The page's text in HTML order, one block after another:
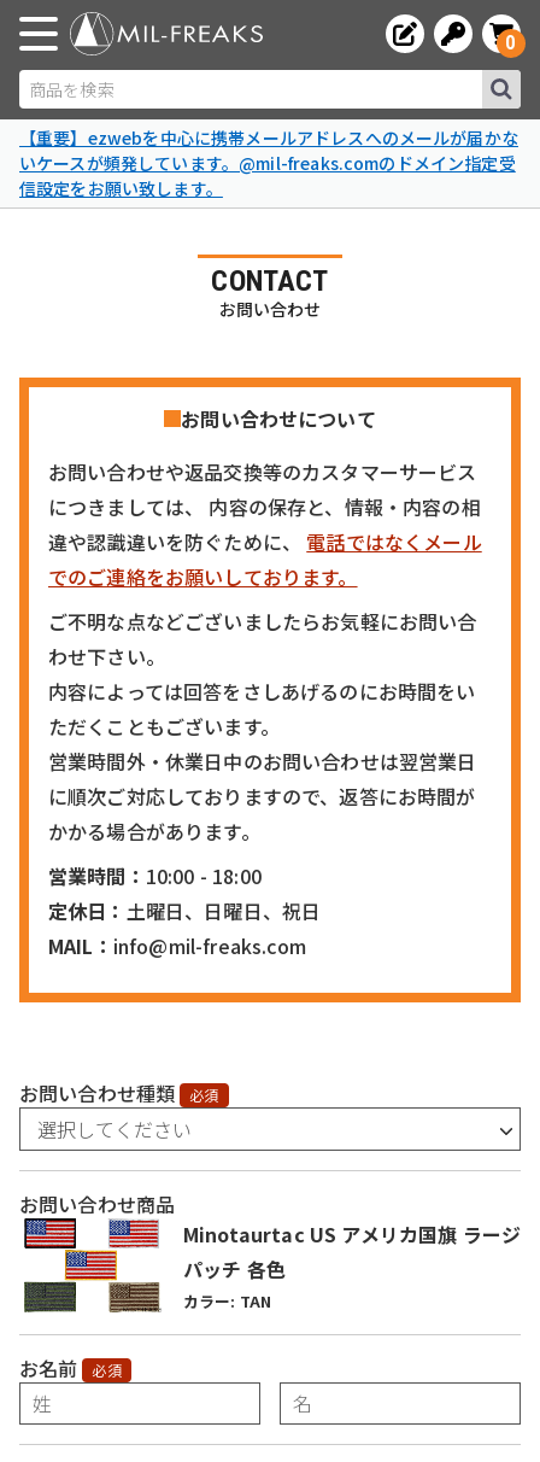
商品を検索
0
【重要】ezwebを中心に携帯メールアドレスへのメールが届かな
いケースが頻発しています。@mil-freaks.comのドメイン指定受
信設定をお願い致します。
CONTACT
お問い合わせ
お問い合わせについて
お問い合わせや返品交換等のカスタマーサービス
につきましては、 内容の保存と、情報・内容の相
違や認識違いを防ぐために、
電話ではなくメール
でのご連絡をお願いしております。
ご不明な点などございましたらお気軽にお問い合
わせ下さい。
内容によっては回答をさしあげるのにお時間をい
ただくこともございます。
営業時間外・休業日中のお問い合わせは翌営業日
に順次ご対応しておりますので、返答にお時間が
かかる場合があります。
営業時間： 10:00 - 18:00
定休日： 土曜日、日曜日、祝日
MAIL： info@mil-freaks.com
お問い合わせ種類 必須
お問い合わせ商品
Minotaurtac US アメリカ国旗 ラージ
パッチ 各色
カラー: TAN
お名前 必須